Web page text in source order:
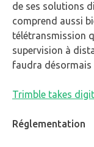
de ses solutions
comprend aussi
télétransmission
supervision à
faudra désormais
Trimble takes
Réglementation